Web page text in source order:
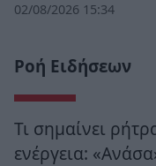
02/08/2026 15:34
Ροή Ειδήσεων
Τι σημαίνει
ενέργεια: